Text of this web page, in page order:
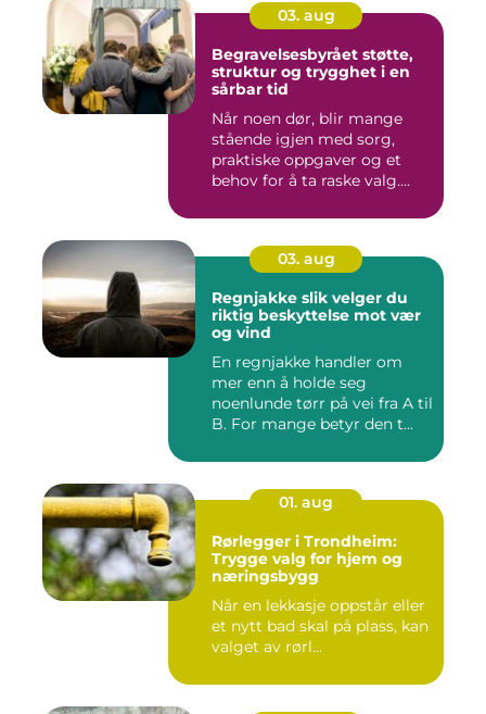
03. aug
Begravelsesbyrået støtte,
struktur og trygghet i en
sårbar tid
Når noen dør, blir mange
stående igjen med sorg,
praktiske oppgaver og et
behov for å ta raske valg....
03. aug
Regnjakke slik velger du
riktig beskyttelse mot vær
og vind
En regnjakke handler om
mer enn å holde seg
noenlunde tørr på vei fra A til
B. For mange betyr den t...
01. aug
Rørlegger i Trondheim:
Trygge valg for hjem og
næringsbygg
Når en lekkasje oppstår eller
et nytt bad skal på plass, kan
valget av rørl...